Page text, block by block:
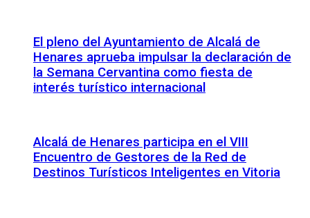
El pleno del Ayuntamiento de Alcalá de
Henares aprueba impulsar la declaración de
la Semana Cervantina como fiesta de
interés turístico internacional
Alcalá de Henares participa en el VIII
Encuentro de Gestores de la Red de
Destinos Turísticos Inteligentes en Vitoria